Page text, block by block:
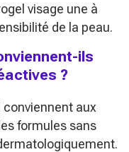
visage une à
de la peau.
ils
?
aux
formules sans